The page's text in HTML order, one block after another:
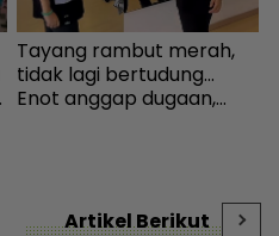
Tayang rambut merah,
tidak lagi bertudung...
Enot anggap dugaan,
Artikel Berikut